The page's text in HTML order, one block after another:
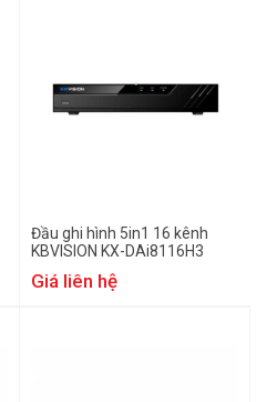
Đầu ghi hình 5in1 16 kênh
KBVISION KX-DAi8116H3
Giá liên hệ